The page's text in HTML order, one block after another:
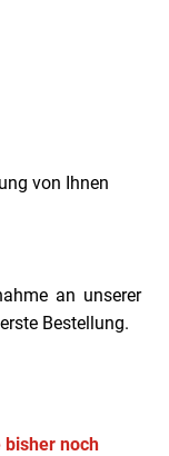
von Ihnen
an unserer
Bestellung.
bisher noch